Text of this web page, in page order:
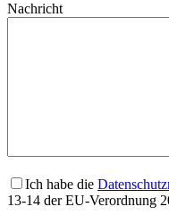
Nachricht
Ich habe die
13-14 der EU-Verordnung